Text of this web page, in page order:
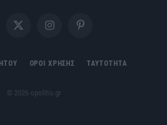
X
InstagramPinterest
ΟΡΟΙ ΧΡΗΣΗΣ ΤΑΥΤΟΤΗΤΑ
© 2026 opolitis.gr